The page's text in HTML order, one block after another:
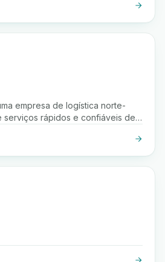
empresa de logística norte-
rápidos e confiáveis de
em tempo real para e-